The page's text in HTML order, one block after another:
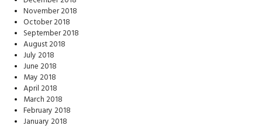
November 2018
October 2018
September 2018
August 2018
July 2018
June 2018
May 2018
April 2018
March 2018
February 2018
January 2018